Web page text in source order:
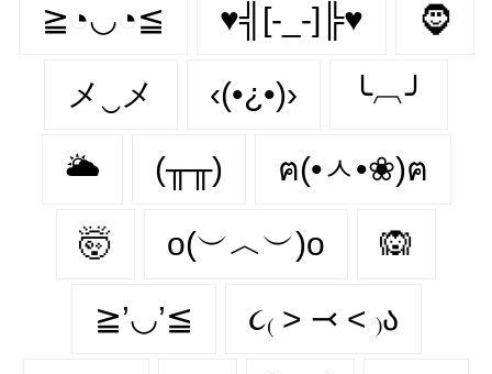
≧◔◡◔≦ ♥╣[-_-]╠♥ 🧔‍
メ‿メ ‹(•¿•)› ╰︹╯
🌥️ (╥╥) ฅ(•ㅅ•❀)ฅ
🤯 o(︶︿︶)o 🙉
≧’◡’≦ ૮₍ ˃ ⤙ ˂ ₎ა